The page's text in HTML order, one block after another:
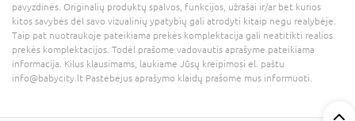
pavyzdinės. Originalių produktų spalvos, funkcijos, užrašai ir/ar bet kurios
kitos savybės dėl savo vizualinių ypatybių gali atrodyti kitaip negu realybėje.
Taip pat nuotraukoje pateikiama prekės komplektacija gali neatitikti realios
prekės komplektacijos. Todėl prašome vadovautis aprašyme pateikiama
informacija. Kilus klausimams, laukiame Jūsų kreipimosi el. paštu
info@babycity.lt Pastebėjus aprašymo klaidų prašome mus informuoti.